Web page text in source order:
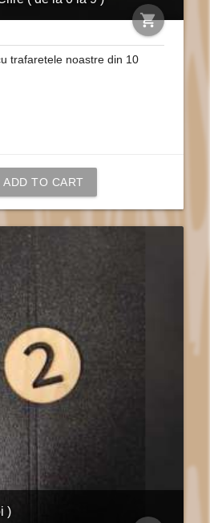
shopping_cart
trafaretele noastre din 10
ADD TO CART
)